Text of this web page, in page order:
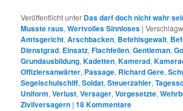
Veröffentlicht unter Das darf doch nicht wahr
Musste raus,Wertvolles Sinnloses |
Amtsgericht,Arschbacken, Befehlsgewalt,
Dienstgrad, Einsatz,Flachfeilen,Gentleman,
Grundausbildung,Kadetten,Kamerad,
Offiziersanwärter, Passage, Richard Gere,
Segelschulschiff,Soldat,Steuerzahler,
Uniform,Verlust,Versager,Vorgesetzte,
Zivilversagern |18Kommentare